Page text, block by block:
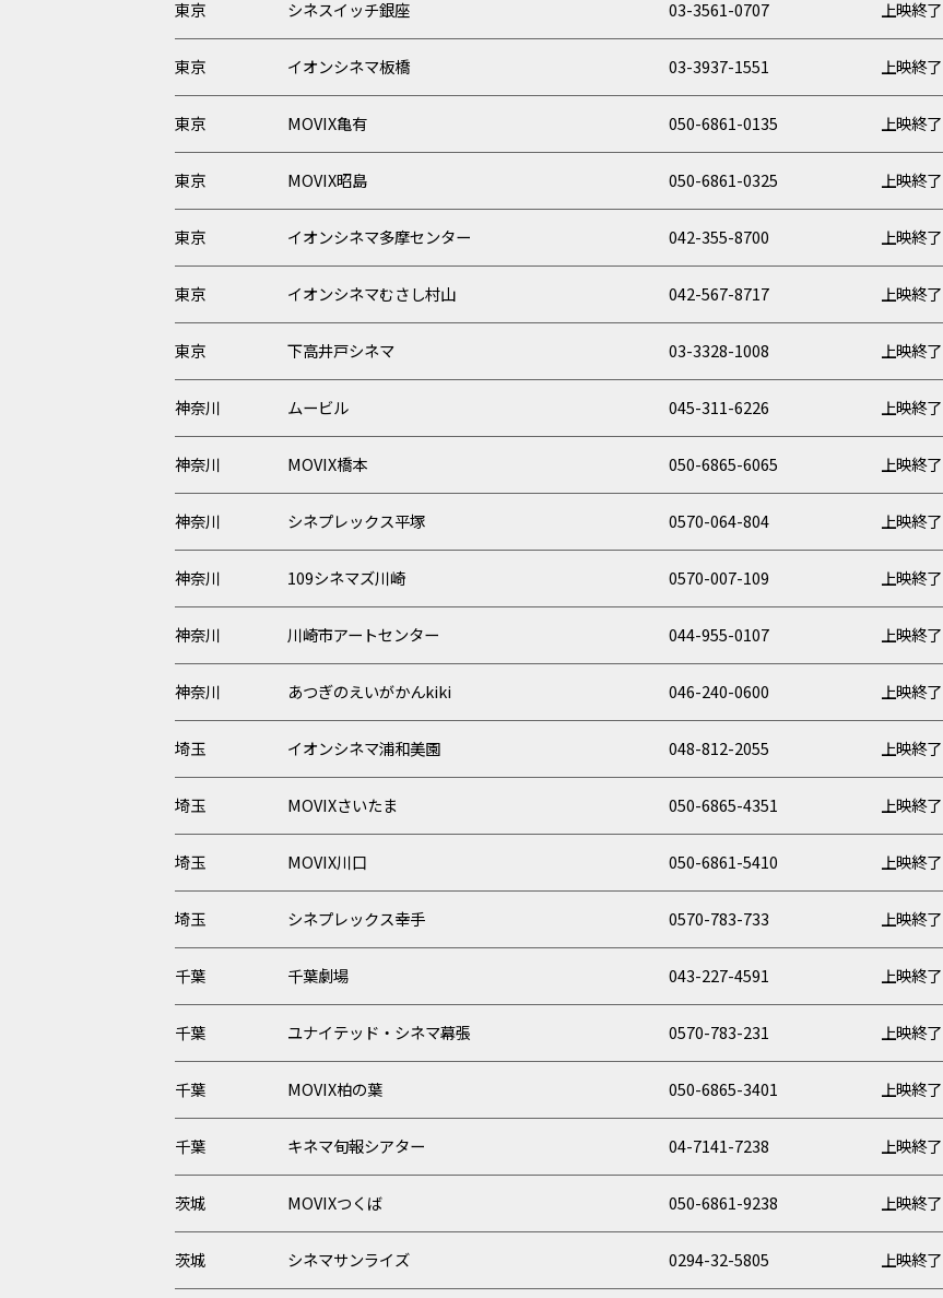
東京 シネスイッチ銀座 03-3561-0707 上映終了
東京 イオンシネマ板橋 03-3937-1551 上映終了
東京 MOVIX亀有 050-6861-0135 上映終了
東京 MOVIX昭島 050-6861-0325 上映終了
東京 イオンシネマ多摩センター 042-355-8700 上映終了
東京 イオンシネマむさし村山 042-567-8717 上映終了
東京 下高井戸シネマ 03-3328-1008 上映終了
神奈川 ムービル 045-311-6226 上映終了
神奈川 MOVIX橋本 050-6865-6065 上映終了
神奈川 シネプレックス平塚 0570-064-804 上映終了
神奈川 109シネマズ川崎 0570-007-109 上映終了
神奈川 川崎市アートセンター 044-955-0107 上映終了
神奈川 あつぎのえいがかんkiki 046-240-0600 上映終了
埼玉 イオンシネマ浦和美園 048-812-2055 上映終了
埼玉 MOVIXさいたま 050-6865-4351 上映終了
埼玉 MOVIX川口 050-6861-5410 上映終了
埼玉 シネプレックス幸手 0570-783-733 上映終了
千葉 千葉劇場 043-227-4591 上映終了
千葉 ユナイテッド・シネマ幕張 0570-783-231 上映終了
千葉 MOVIX柏の葉 050-6865-3401 上映終了
千葉 キネマ旬報シアター 04-7141-7238 上映終了
茨城 MOVIXつくば 050-6861-9238 上映終了
茨城 シネマサンライズ 0294-32-5805 上映終了